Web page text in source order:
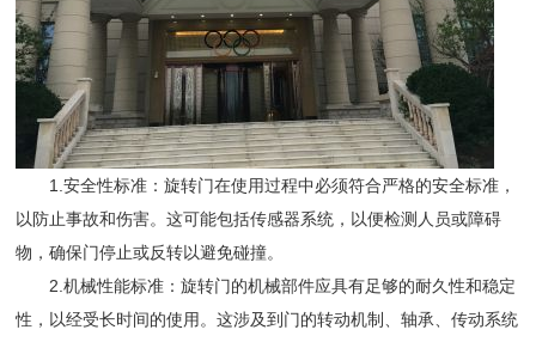
1.安全性标准：旋转门在使用过程中必须符合严格的安全标准，
以防止事故和伤害。这可能包括传感器系统，以便检测人员或障碍
物，确保门停止或反转以避免碰撞。
2.机械性能标准：旋转门的机械部件应具有足够的耐久性和稳定
性，以经受长时间的使用。这涉及到门的转动机制、轴承、传动系统